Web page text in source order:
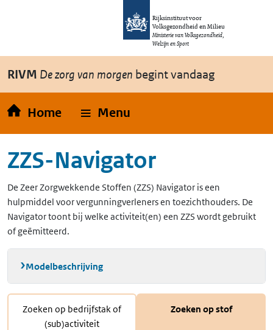
Overslaan en naar de inhoud gaan
Rijksinstituut voor
Volksgezondheid en Milieu
Ministerie van Volksgezondheid,
Welzijn en Sport
RIVM De zorg van morgen begint vandaag
Home Menu
ZZS-Navigator
De Zeer Zorgwekkende Stoffen (ZZS) Navigator is een
hulpmiddel voor vergunningverleners en toezichthouders. De
Navigator toont bij welke activiteit(en) een ZZS wordt gebruikt
of geëmitteerd.
Modelbeschrijving
Zoeken op bedrijfstak of
(sub)activiteit
Zoeken op stof